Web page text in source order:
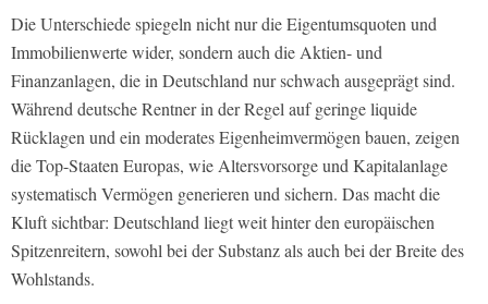
Die Unterschiede spiegeln nicht nur die Eigentumsquoten und
Immobilienwerte wider, sondern auch die Aktien- und
Finanzanlagen, die in Deutschland nur schwach ausgeprägt sind.
Während deutsche Rentner in der Regel auf geringe liquide
Rücklagen und ein moderates Eigenheimvermögen bauen, zeigen
die Top-Staaten Europas, wie Altersvorsorge und Kapitalanlage
systematisch Vermögen generieren und sichern. Das macht die
Kluft sichtbar: Deutschland liegt weit hinter den europäischen
Spitzenreitern, sowohl bei der Substanz als auch bei der Breite des
Wohlstands.